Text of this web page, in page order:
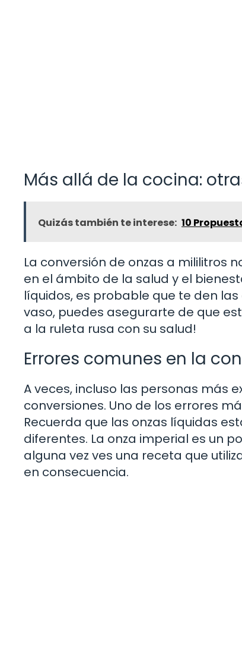
Más allá de la cocina:
Quizás también te interese: 10
La conversión de onzas a mililitros
en el ámbito de la salud y el
líquidos, es probable que te den
vaso, puedes asegurarte de que
a la ruleta rusa con su salud!
Errores comunes en la
A veces, incluso las personas más
conversiones. Uno de los errores
Recuerda que las onzas líquidas
diferentes. La onza imperial es un
alguna vez ves una receta que
en consecuencia.